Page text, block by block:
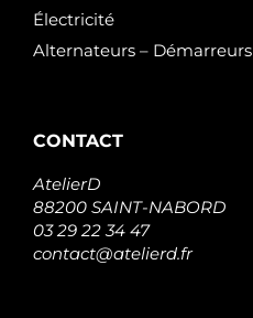
Électricité
Alternateurs – Démarreurs
CONTACT
AtelierD
88200 SAINT-NABORD
03 29 22 34 47
contact@atelierd.fr